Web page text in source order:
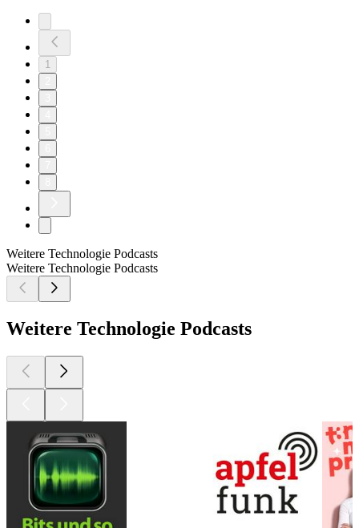
1
Weitere Technologie Podcasts
Weitere Technologie Podcasts
Weitere Technologie Podcasts